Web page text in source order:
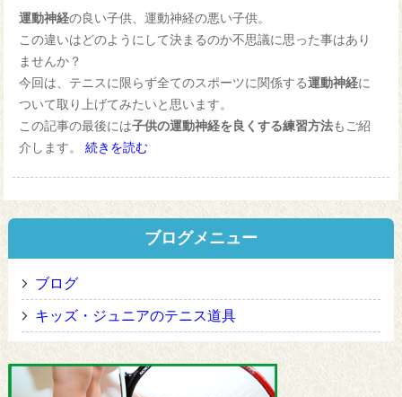
運動神経の良い子供、運動神経の悪い子供。
この違いはどのようにして決まるのか不思議に思った事はあり
ませんか？
今回は、テニスに限らず全てのスポーツに関係する運動神経に
ついて取り上げてみたいと思います。
この記事の最後には子供の運動神経を良くする練習方法もご紹
介します。続きを読む
ブログメニュー
ブログ
キッズ・ジュニアのテニス道具